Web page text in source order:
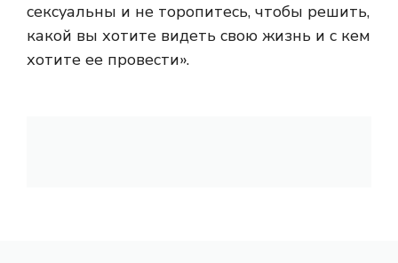
сексуальны и не торопитесь, чтобы решить,
какой вы хотите видеть свою жизнь и с кем
хотите ее провести».